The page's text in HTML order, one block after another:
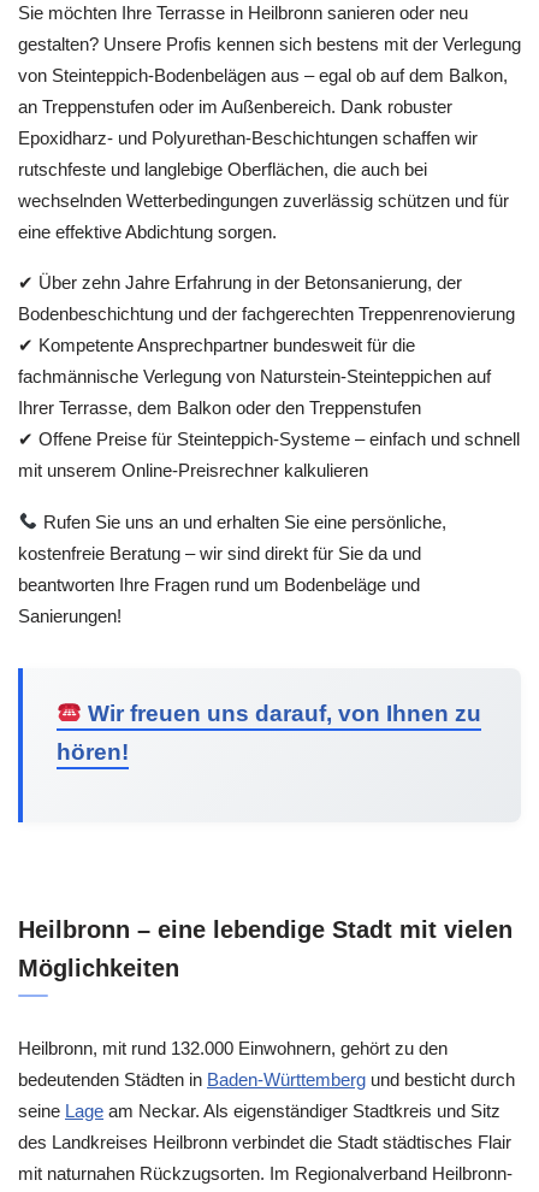
Sie möchten Ihre Terrasse in Heilbronn sanieren oder neu
gestalten? Unsere Profis kennen sich bestens mit der Verlegung
von Steinteppich-Bodenbelägen aus – egal ob auf dem Balkon,
an Treppenstufen oder im Außenbereich. Dank robuster
Epoxidharz- und Polyurethan-Beschichtungen schaffen wir
rutschfeste und langlebige Oberflächen, die auch bei
wechselnden Wetterbedingungen zuverlässig schützen und für
eine effektive Abdichtung sorgen.
✔ Über zehn Jahre Erfahrung in der Betonsanierung, der
Bodenbeschichtung und der fachgerechten Treppenrenovierung
✔ Kompetente Ansprechpartner bundesweit für die
fachmännische Verlegung von Naturstein-Steinteppichen auf
Ihrer Terrasse, dem Balkon oder den Treppenstufen
✔ Offene Preise für Steinteppich-Systeme – einfach und schnell
mit unserem Online-Preisrechner kalkulieren
Rufen Sie uns an und erhalten Sie eine persönliche,
kostenfreie Beratung – wir sind direkt für Sie da und
beantworten Ihre Fragen rund um Bodenbeläge und
Sanierungen!
Wir freuen uns darauf, von Ihnen zu
hören!
Heilbronn – eine lebendige Stadt mit vielen
Möglichkeiten
Heilbronn, mit rund 132.000 Einwohnern, gehört zu den
bedeutenden Städten in Baden-Württemberg und besticht durch
seine Lage am Neckar. Als eigenständiger Stadtkreis und Sitz
des Landkreises Heilbronn verbindet die Stadt städtisches Flair
mit naturnahen Rückzugsorten. Im Regionalverband Heilbronn-